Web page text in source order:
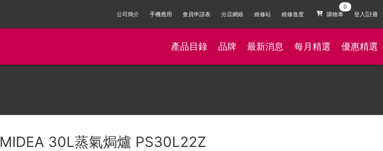
公司簡介 手機應用 會員申請表 分店網絡 維修站 維修進度 購物車 登入|註冊
產品目錄 品牌 最新消息 每月精選 優惠精選
MIDEA 30L蒸氣焗爐 PS30L22Z